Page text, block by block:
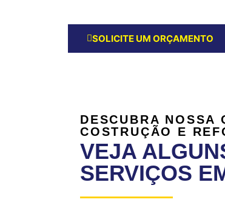
SOLICITE UM ORÇAMENTO
DESCUBRA NOSSA
COSTRUÇÃO E
VEJA
SERVIÇOS